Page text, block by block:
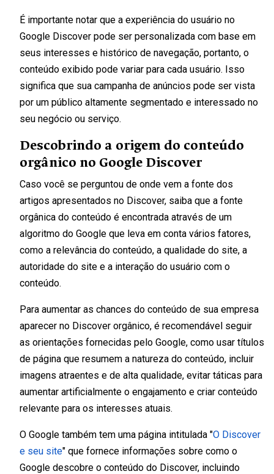
É importante notar que a experiência do usuário no
Google Discover pode ser personalizada com base em
seus interesses e histórico de navegação, portanto, o
conteúdo exibido pode variar para cada usuário. Isso
significa que sua campanha de anúncios pode ser vista
por um público altamente segmentado e interessado no
seu negócio ou serviço.
Descobrindo a origem do conteúdo
orgânico no Google Discover
Caso você se perguntou de onde vem a fonte dos
artigos apresentados no Discover, saiba que a fonte
orgânica do conteúdo é encontrada através de um
algoritmo do Google que leva em conta vários fatores,
como a relevância do conteúdo, a qualidade do site, a
autoridade do site e a interação do usuário com o
conteúdo.
Para aumentar as chances do conteúdo de sua empresa
aparecer no Discover orgânico, é recomendável seguir
as orientações fornecidas pelo Google, como usar títulos
de página que resumem a natureza do conteúdo, incluir
imagens atraentes e de alta qualidade, evitar táticas para
aumentar artificialmente o engajamento e criar conteúdo
relevante para os interesses atuais.
O Google também tem uma página intitulada "O Discover
e seu site" que fornece informações sobre como o
Google descobre o conteúdo do Discover, incluindo